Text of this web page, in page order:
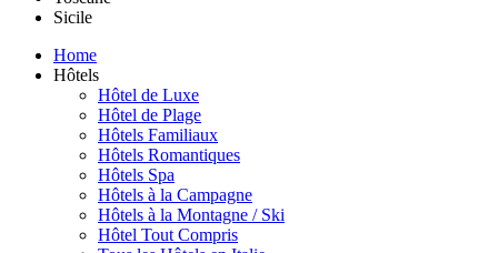
Sicile
Home
Hôtels
Hôtel de Luxe
Hôtel de Plage
Hôtels Familiaux
Hôtels Romantiques
Hôtels Spa
Hôtels à la Campagne
Hôtels à la Montagne / Ski
Hôtel Tout Compris